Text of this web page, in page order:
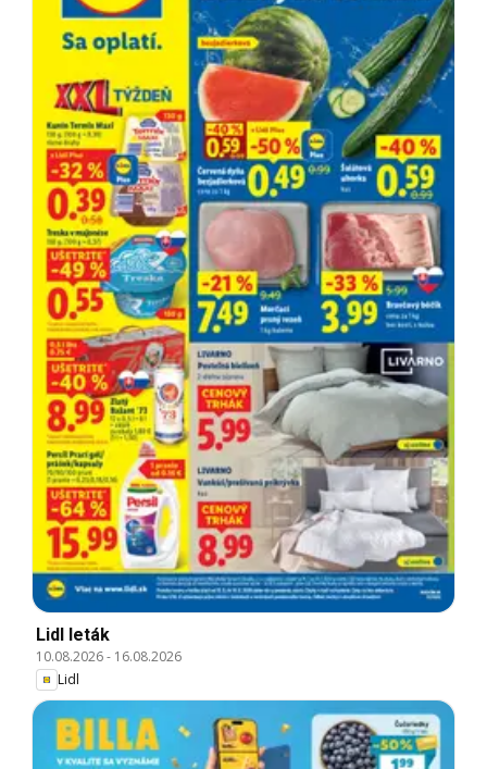
Lidl leták
10.08.2026- 16.08.2026
Lidl